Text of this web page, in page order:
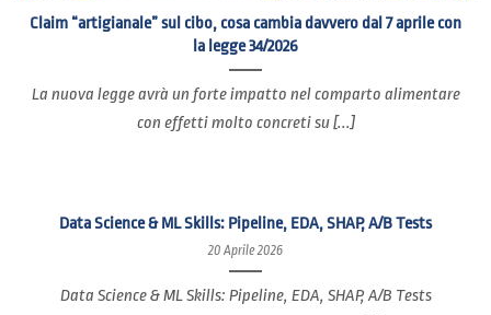
Claim “artigianale” sul cibo, cosa cambia davvero dal 7 aprile con
la legge 34/2026
La nuova legge avrà un forte impatto nel comparto alimentare
con effetti molto concreti su [...]
Data Science & ML Skills: Pipeline, EDA, SHAP, A/B Tests
20 Aprile 2026
Data Science & ML Skills: Pipeline, EDA, SHAP, A/B Tests